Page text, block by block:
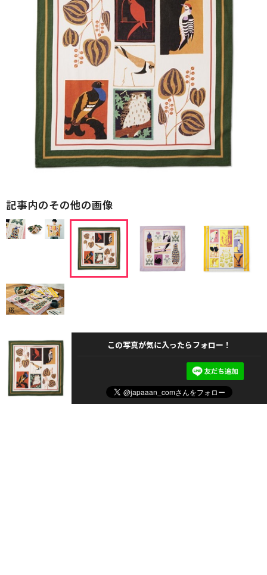
記事内のその他の画像
この写真が気に入ったらフォロー！